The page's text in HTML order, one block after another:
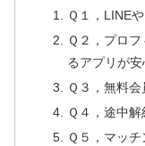
Ｑ１，LINE
Ｑ２，プロ
るアプリが安
Ｑ３，無料
Ｑ４，途中
Ｑ５，マッ